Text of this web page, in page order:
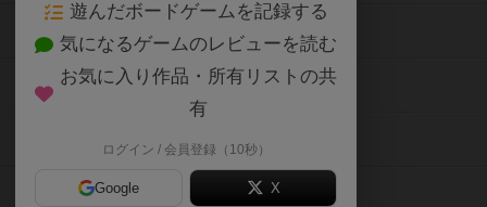
遊んだボードゲームを記録する
気になるゲームのレビューを読む
お気に入り作品・所有リストの共
有
ログイン / 会員登録（10秒）
Google X
ボードゲーム会情報
メカニクス特集
掲示板・トピックス
ボドとも・会員一覧